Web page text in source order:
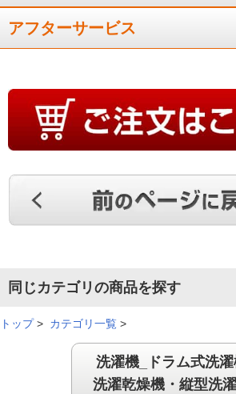
アフターサービス
同じカテゴリの商品を探す
トップ> カテゴリ一覧 >
洗濯機_ドラム式洗濯
洗濯乾燥機・縦型洗